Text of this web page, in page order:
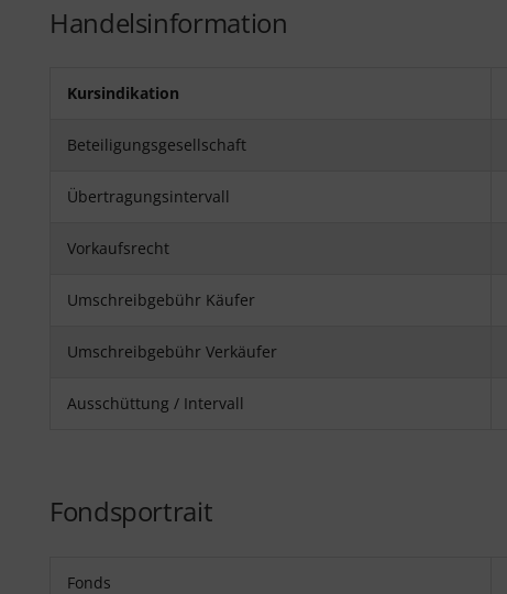
Handelsinformation
Kursindikation
Beteiligungsgesellschaft
Übertragungsintervall
Vorkaufsrecht
Umschreibgebühr Käufer
Umschreibgebühr Verkäufer
Ausschüttung / Intervall
Fondsportrait
Fonds